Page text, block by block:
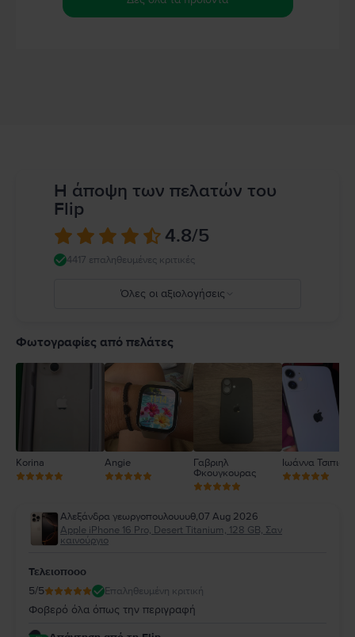
Η άποψη των πελατών του
Flip
4.8/5
4417 επαληθευμένες κριτικές
Όλες οι αξιολογήσεις
4
2
1
Φωτογραφίες από πελάτες
Korina Angie
Γαβριηλ
Φκουγκουρας
Ιωάννα
Αλεξάνδρα γεωργοπουλουυυθ,07 Aug 2026
Apple iPhone 16 Pro, Desert Titanium, 128 GB, Σαν
καινούργιο
Τελειοποοο
5/5 Επαληθευμένη κριτική
Φοβερό όλα όπως την περιγραφή